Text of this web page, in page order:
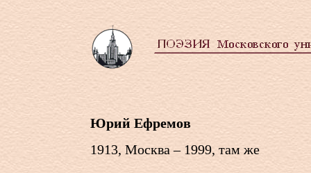
Юрий Ефремов
1913, Москва – 1999, там же